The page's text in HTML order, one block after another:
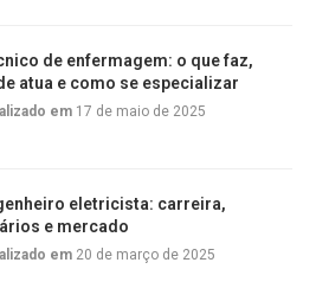
de enfermagem: o que faz,
atua e como se especializar
em 17 de maio de 2025
eletricista: carreira,
e mercado
em 20 de março de 2025